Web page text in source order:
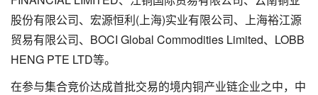
股份有限公司、宏源恒利(上海)实业有限公司、上海裕江源
贸易有限公司、BOCI Global Commodities Limited、LOBB
HENG PTE LTD等。
在参与集合竞价达成首批交易的境内铜产业链企业之中，中